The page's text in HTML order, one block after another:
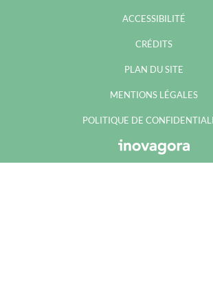
ACCESSIBILITÉ
CRÉDITS
PLAN DU SITE
MENTIONS LÉGALES
POLITIQUE DE